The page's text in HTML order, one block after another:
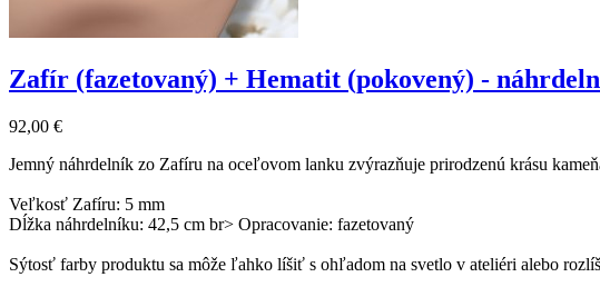
Zafír (fazetovaný) + Hematit (pokovený) -
92,00 €
Jemný náhrdelník zo Zafíru na oceľovom lanku zvýrazňuje prirodzenú krásu
Veľkosť Zafíru: 5 mm
Dĺžka náhrdelníku: 42,5 cm br> Opracovanie: fazetovaný
Sýtosť farby produktu sa môže ľahko líšiť s ohľadom na svetlo v ateliéri alebo